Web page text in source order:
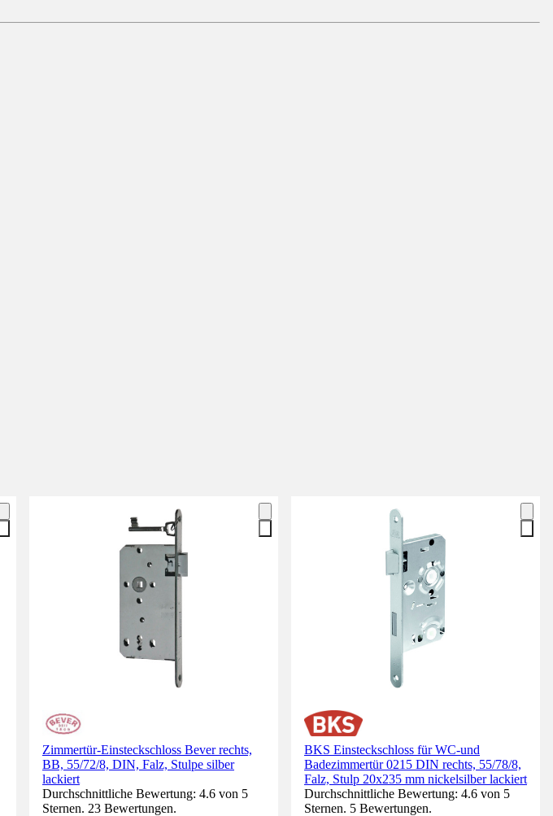
Zimmertür-Einsteckschloss Bever rechts,
BB, 55/72/8, DIN, Falz, Stulpe silber
lackiert
Durchschnittliche Bewertung: 4.6 von 5
Sternen. 23 Bewertungen.
BKS Einsteckschloss für WC-und
Badezimmertür 0215 DIN rechts, 55/78/8,
Falz, Stulp 20x235 mm nickelsilber lackiert
Durchschnittliche Bewertung: 4.6 von 5
Sternen. 5 Bewertungen.